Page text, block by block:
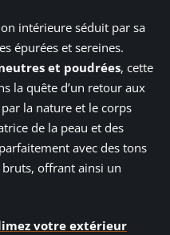
intérieure séduit par sa
épurées et sereines.
et poudrées, cette
la quête d’un retour aux
la nature et le corps
de la peau et des
avec des tons
offrant ainsi un
votre extérieur